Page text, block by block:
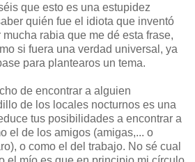
que esto es una estupidez
quién fue el idiota que inventó
rabia que me dé esta frase,
si fuera una verdad universal, ya
para plantearos un tema.
de encontrar a alguien
de los locales nocturnos es una
tus posibilidades a encontrar a
el de los amigos (amigas,... o
o como el del trabajo. No sé cual